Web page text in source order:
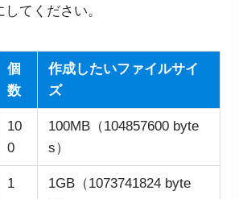
てください。
個
数
作成したいファイルサイ
ズ
10
0
100MB（104857600 byte
s）
1
1GB（1073741824 byte